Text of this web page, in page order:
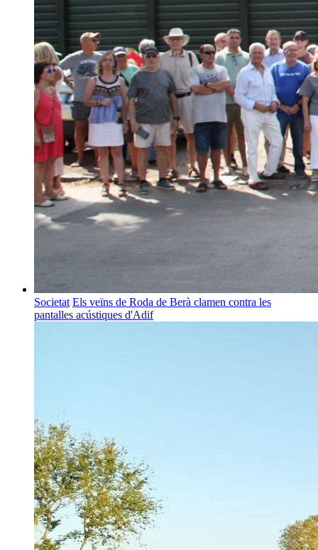
Societat Els veïns de Roda de Berà clamen contra les
pantalles acústiques d'Adif